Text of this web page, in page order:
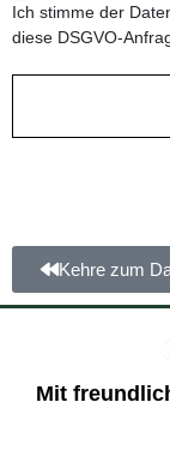
Ich stimme der
diese DSGVO-
Kehre zum
Mit